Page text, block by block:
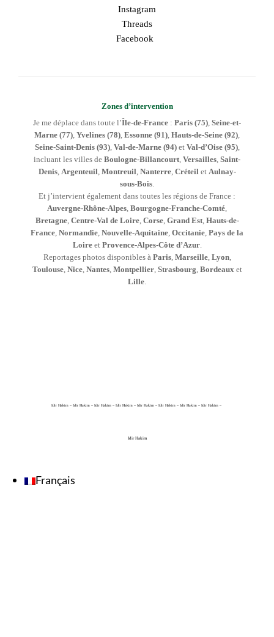
Instagram
Threads
Facebook
Zones d’intervention
Je me déplace dans toute l’Île-de-France : Paris (75) Seine-et-
Marne (77) Yvelines (78) Essonne (91) Hauts-de-Seine (92)
Seine-Saint-Denis (93), Val-de-Marne (94)et Val-d’Oise (95),
incluant les villes de Boulogne-Billancourt Versailles Saint-
Denis, Argenteuil Montreuil Nanterre, Créteil et Aulnay-
sous-Bois
Et j’intervient également dans toutes les régions de France :
Auvergne-Rhône-Alpes Bourgogne-Franche-Comté
Bretagne, Centre-Val de Loire, Corse, Grand Est, Hauts-de-
France Normandie Nouvelle-Aquitaine Occitanie Pays de la
Loireet Provence-Alpes-Côte d’Azur.
Reportages photos disponibles à Paris, Marseille, Lyon,
Toulouse, Nice, Nantes, Montpellier, Strasbourg Bordeaux et
Lille
Idir Hakim – Idir Hakim – Idir Hakim – Idir Hakim – Idir Hakim – Idir Hakim – Idir Hakim – Idir Hakim –
Idir Hakim
Français